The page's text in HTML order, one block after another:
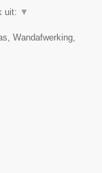
uit: ▼
Wandafwerking,